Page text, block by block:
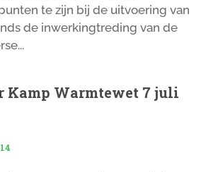
te zijn bij de uitvoering van
de inwerkingtreding van de
Kamp Warmtewet 7 juli